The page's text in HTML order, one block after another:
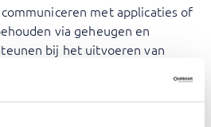
met applicaties of
via geheugen en
bij het uitvoeren van
stappen.
hoe organisaties denken over